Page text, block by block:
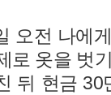
오전 나에
로 옷을 벗
뒤 현금